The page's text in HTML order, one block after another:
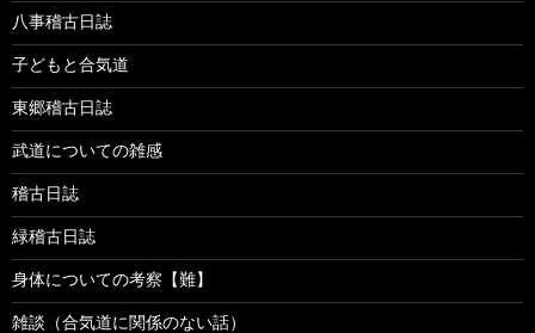
八事稽古日誌
子どもと合気道
東郷稽古日誌
武道についての雑感
稽古日誌
緑稽古日誌
身体についての考察【難】
雑談（合気道に関係のない話）